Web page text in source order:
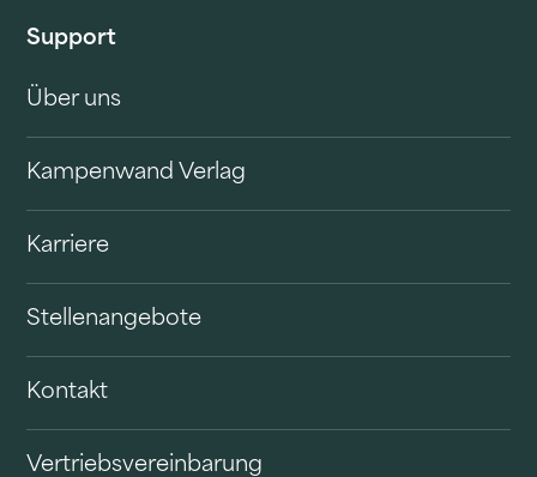
Support
Über uns
Kampenwand Verlag
Karriere
Stellenangebote
Kontakt
Vertriebsvereinbarung